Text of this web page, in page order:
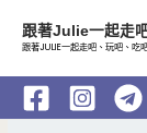
內
跟著Julie一起走
跟著JULIE一起走吧、玩吧、吃